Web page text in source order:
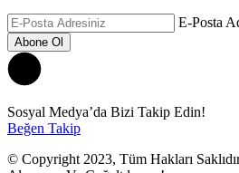
E-Posta
Sosyal Medya’da Bizi Takip Edin!
Beğen Takip
© Copyright 2023, Tüm Hakları